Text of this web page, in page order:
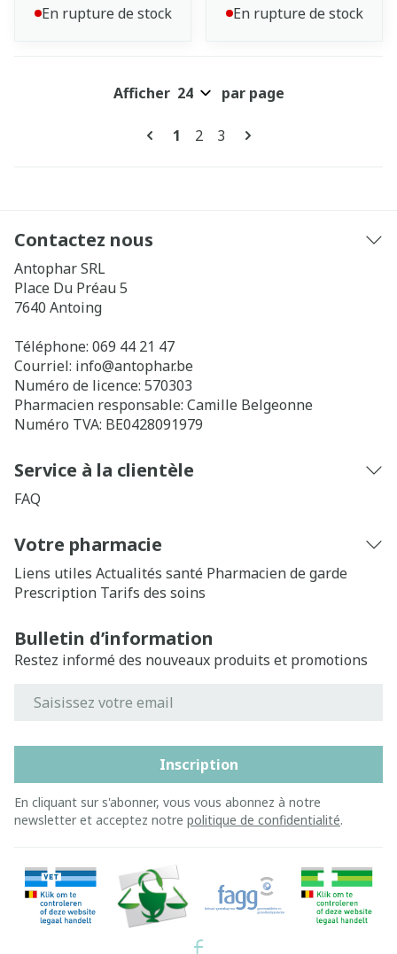
En rupture de stock En rupture de stock
Pages
Vous lisez actuellement la
1 Page
2 Page
3
Afficher par page
Contactez nous
Antophar SRL
Place Du Préau 5
7640 Antoing
Téléphone: 069 44 21 47
Courriel: info@antophar.be
Numéro de licence: 570303
Pharmacien responsable: Camille Belgeonne
Numéro TVA: BE0428091979
Service à la clientèle
FAQ
Votre pharmacie
Liens utiles Actualités santé Pharmacien de garde
Prescription Tarifs des soins
Bulletin d’information
Restez informé des nouveaux produits et promotions
Inscription
En cliquant sur s'abonner, vous vous abonnez à notre
newsletter et acceptez notre politique de confidentialité.